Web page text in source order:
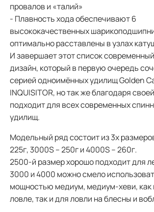
провалов и «талий»
- Плавность хода обеспечивают 6
высококачественных
оптимально расставлены в узлах
И завершает этот список
дизайн, который в первую очередь
серией одноимённых удилищ Golden
INQUISITOR, но так же благодаря
подходит для всех современных
удилищ.
Модельный ряд состоит из 3х
225г, 3000S – 250г и 4000S – 260г.
2500-й размер хорошо подходит для
3000 и 4000 можно смело
мощностью медиум, медиум-хеви, как
ловле, так и для ловли на блесны и